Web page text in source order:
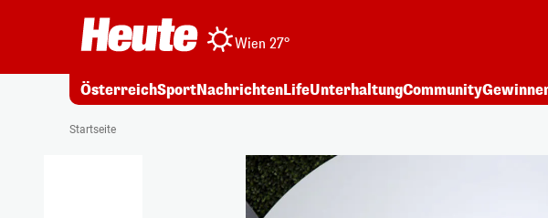
Wien 27°
ÖsterreichSportNachrichtenLifeUnterhaltungCommunity
Startseite